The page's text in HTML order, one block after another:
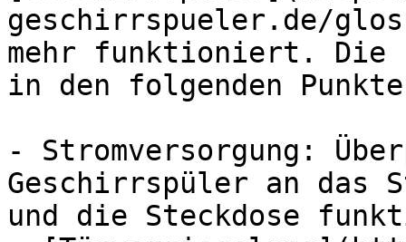
geschirrspueler.de/
mehr funktioniert. Die
in den folgenden
- Stromversorgung:
Geschirrspüler an das
und die Steckdose